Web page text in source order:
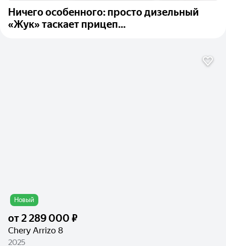
Ничего особенного: просто дизельный
«Жук» таскает прицеп...
Новый
от2 289 000 ₽
Chery Arrizo 8
2025